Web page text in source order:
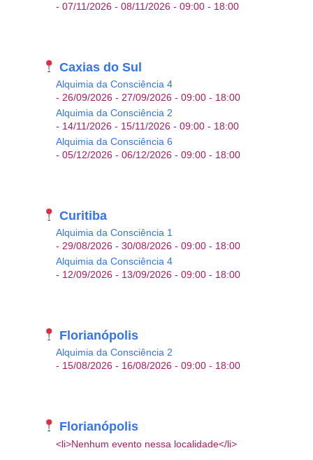
- 07/11/2026 - 08/11/2026 - 09:00 - 18:00
Caxias do Sul
Alquimia da Consciência 4
- 26/09/2026 - 27/09/2026 - 09:00 - 18:00
Alquimia da Consciência 2
- 14/11/2026 - 15/11/2026 - 09:00 - 18:00
Alquimia da Consciência 6
- 05/12/2026 - 06/12/2026 - 09:00 - 18:00
Curitiba
Alquimia da Consciência 1
- 29/08/2026 - 30/08/2026 - 09:00 - 18:00
Alquimia da Consciência 4
- 12/09/2026 - 13/09/2026 - 09:00 - 18:00
Florianópolis
Alquimia da Consciência 2
- 15/08/2026 - 16/08/2026 - 09:00 - 18:00
Florianópolis
<li>Nenhum evento nessa localidade</li>